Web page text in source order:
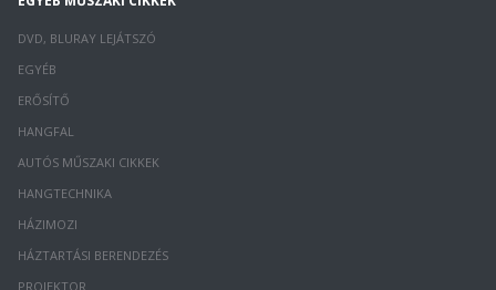
DVD, BLURAY LEJÁTSZÓ
EGYÉB
ERŐSÍTŐ
HANGFAL
AUTÓS MŰSZAKI CIKKEK
HANGTECHNIKA
HÁZIMOZI
HÁZTARTÁSI BERENDEZÉS
PROJEKTOR